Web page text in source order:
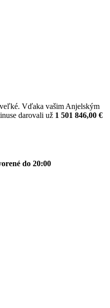
Vďaka vašim Anjelským
darovali už 1 501 846,00 €
do 20:00